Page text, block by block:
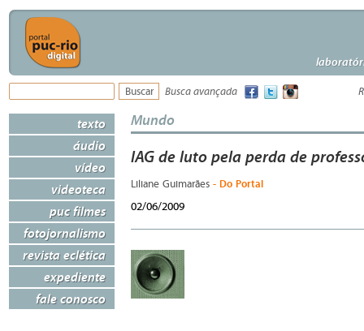
Busca avançada
texto
áudio
vídeo
videoteca
puc filmes
fotojornalismo
revista eclética
expediente
fale conosco
Mundo
IAG de luto pela perda de
Liliane Guimarães - Do Portal
02/06/2009